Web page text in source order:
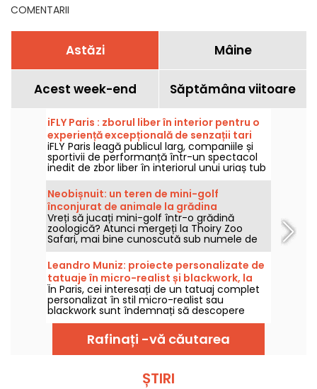
COMENTARII
Astăzi Mâine
Acest week-end Săptămâna viitoare
iFLY Paris : zborul liber în interior pentru o
experiență excepțională de senzații tari
iFLY Paris leagă publicul larg, companiile și
sportivii de performanță într-un spectacol
inedit de zbor liber în interiorul unui uriaș tub
de sticlă. La iFLY, oricine poate să plutească,
fără riscuri și fără experiență, de la 5 la 105
ani! Pregătiți-vă să zburați!
Neobișnuit: un teren de mini-golf
înconjurat de animale la grădina
zoologică din Thoiry (78)
Vreți să jucați mini-golf într-o grădină
zoologică? Atunci mergeți la Thoiry Zoo
Safari, mai bine cunoscută sub numele de
"Thoiry Zoo", în Yvelines, pentru a descoperi
acest concept unic împreună cu familia
dumneavoastră, începând cu 8 iulie 2023.
Leandro Muniz: proiecte personalizate de
tatuaje în micro-realist și blackwork, la
Paris
În Paris, cei interesați de un tatuaj complet
personalizat în stil micro-realist sau
blackwork sunt îndemnați să descopere
creațiile lui Leandro Muniz. Artistul se
bazează pe o înțelegere profundă a corpului
și pe o atenție constantă la coerență și
semnificație fiecărui proiect în parte.
Rafinați -vă căutarea
ȘTIRI